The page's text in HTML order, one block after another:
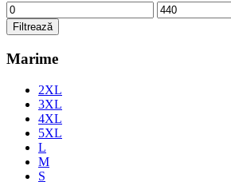
Preț
minim
Preț
maxim
Filtrează
Marime
2XL
3XL
4XL
5XL
L
M
S